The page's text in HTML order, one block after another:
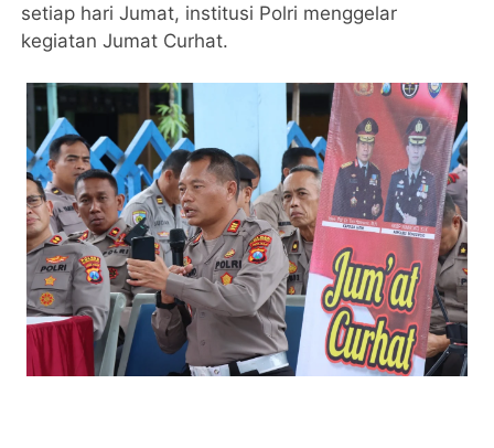
setiap hari Jumat, institusi Polri menggelar
kegiatan Jumat Curhat.